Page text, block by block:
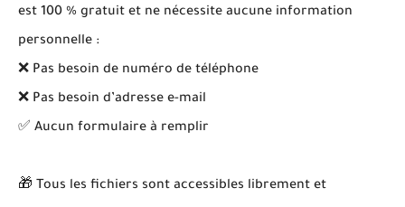
est 100 % gratuit et ne nécessite aucune information
personnelle :
❌ Pas besoin de numéro de téléphone
❌ Pas besoin d’adresse e-mail
✅ Aucun formulaire à remplir
🎁 Tous les fichiers sont accessibles librement et